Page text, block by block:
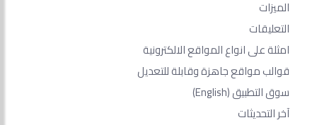
الميزات
التعليقات
امثلة على انواع المواقع الالكترونية
قوالب مواقع جاهزة وقابلة للتعديل
سوق التطبيق(English)
آخر التحديثات